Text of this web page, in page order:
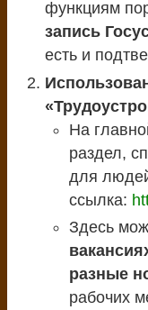
функциям
запись
есть и
На
раздел,
для
ссылка:
Здесь
разные
рабочих